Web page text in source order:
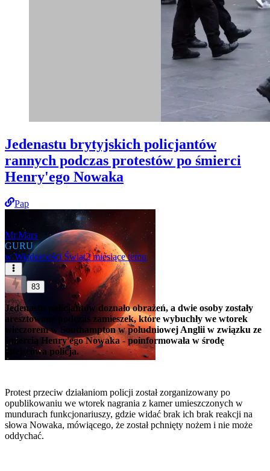
Jedenastu brytyjskich policjantów
rannych podczas protestów po śmierci
Henry'ego Nowaka
Pap
Mr.Mars
GURU
w Wiadomości Świat2 miesiące temu
83
Jedenastu policjantów doznało obrażeń, a dwie osoby zostały
aresztowane podczas zamieszek, które wybuchły we wtorek
wieczorem w Southampton w południowej Anglii w związku ze
śmiercią Henry'ego Nowaka - poinformowała w środę
miejscowa policja.
Protest przeciw działaniom policji został zorganizowany po
opublikowaniu we wtorek nagrania z kamer umieszczonych w
mundurach funkcjonariuszy, gdzie widać brak ich brak reakcji na
słowa Nowaka, mówiącego, że został pchnięty nożem i nie może
oddychać.